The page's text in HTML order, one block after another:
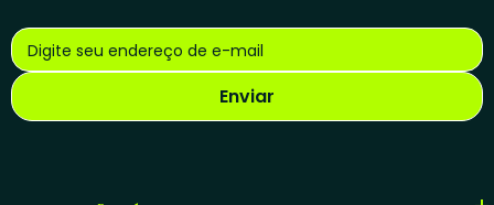
Digite seu endereço de e-mail
Enviar